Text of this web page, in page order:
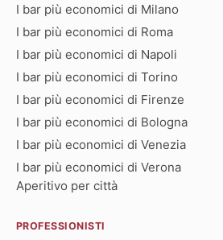
I bar più economici di Milano
I bar più economici di Roma
I bar più economici di Napoli
I bar più economici di Torino
I bar più economici di Firenze
I bar più economici di Bologna
I bar più economici di Venezia
I bar più economici di Verona
Aperitivo per città
PROFESSIONISTI